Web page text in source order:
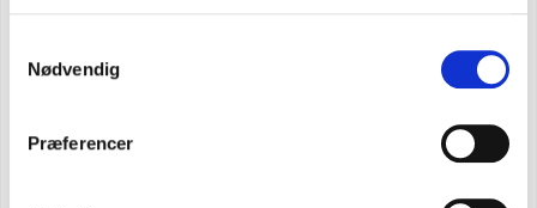
Nødvendig
Præferencer